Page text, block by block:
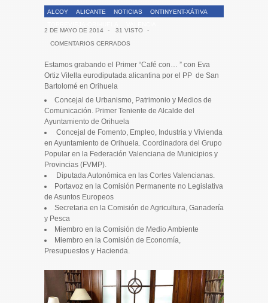
ALCOY ALICANTE NOTICIAS
ONTINYENT-XÁTIVA
2 DE MAYO DE 2014
- 31 VISTO
-
COMENTARIOS CERRADOS
Estamos grabando el Primer “Café con… ” con Eva
Ortiz Vilella eurodiputada alicantina por el PP de San
Bartolomé en Orihuela
Concejal de Urbanismo, Patrimonio y Medios de
Comunicación. Primer Teniente de Alcalde del
Ayuntamiento de Orihuela
Concejal de Fomento, Empleo, Industria y Vivienda
en Ayuntamiento de Orihuela. Coordinadora del Grupo
Popular en la Federación Valenciana de Municipios y
Provincias (FVMP).
Diputada Autonómica en las Cortes Valencianas.
Portavoz en la Comisión Permanente no Legislativa
de Asuntos Europeos
Secretaria en la Comisión de Agricultura, Ganadería
y Pesca
Miembro en la Comisión de Medio Ambiente
Miembro en la Comisión de Economía,
Presupuestos y Hacienda.